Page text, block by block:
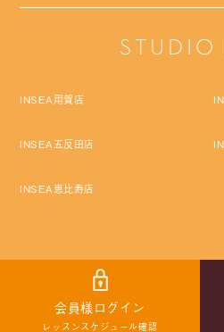
会員様ログイン
レッスンスケジュール確認
STUDIO
INSEA用賀店
INSEA五反田店
INSEA恵比寿店
Copyright © Pro Labo Holdings